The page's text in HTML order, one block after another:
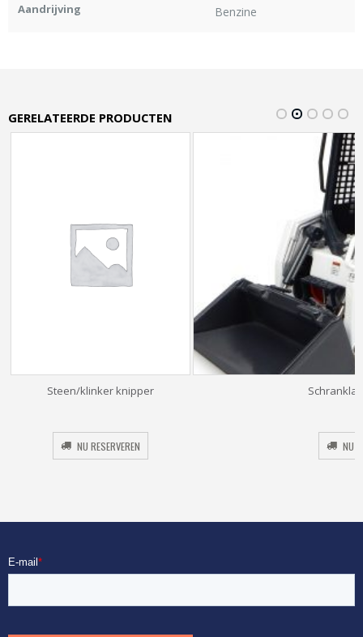
Aandrijving Benzine
GERELATEERDE PRODUCTEN
Steen/klinker knipper
was:
€54.00.
is:
€21.60.
NU RESERVEREN NU